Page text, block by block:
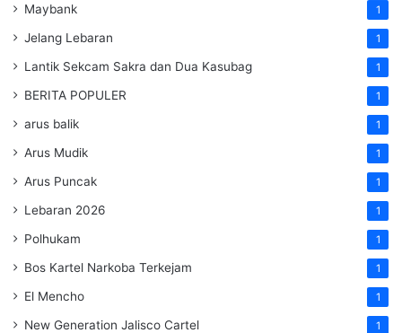
Maybank 1
Jelang Lebaran 1
Lantik Sekcam Sakra dan Dua Kasubag 1
BERITA POPULER 1
arus balik 1
Arus Mudik 1
Arus Puncak 1
Lebaran 2026 1
Polhukam 1
Bos Kartel Narkoba Terkejam 1
El Mencho 1
New Generation Jalisco Cartel 1